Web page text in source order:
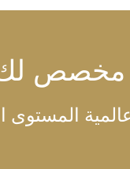
مخصص
المستوى